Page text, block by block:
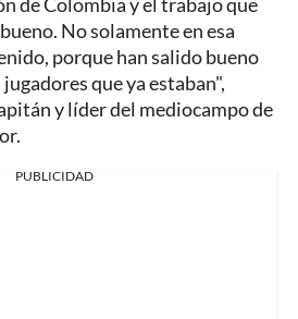
No solamente en esa
porque han salido bueno
que ya estaban",
y líder del mediocampo de
PUBLICIDAD